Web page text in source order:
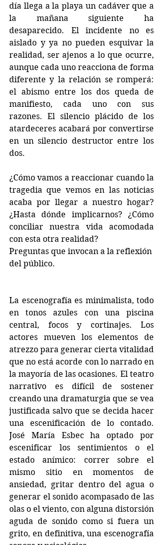
día llega a la playa un cadáver que a
la mañana siguiente ha
desaparecido. El incidente no es
aislado y ya no pueden esquivar la
realidad, ser ajenos a lo que ocurre,
aunque cada uno reacciona de forma
diferente y la relación se romperá:
el abismo entre los dos queda de
manifiesto, cada uno con sus
razones. El silencio plácido de los
atardeceres acabará por convertirse
en un silencio destructor entre los
dos.
¿Cómo vamos a reaccionar cuando la
tragedia que vemos en las noticias
acaba por llegar a nuestro hogar?
¿Hasta dónde implicarnos? ¿Cómo
conciliar nuestra vida acomodada
con esta otra realidad?
Preguntas que invocan a la reflexión
del público.
La escenografía es minimalista, todo
en tonos azules con una piscina
central, focos y cortinajes. Los
actores mueven los elementos de
atrezzo para generar cierta vitalidad
que no está acorde con lo narrado en
la mayoría de las ocasiones. El teatro
narrativo es difícil de sostener
creando una dramaturgia que se vea
justificada salvo que se decida hacer
una escenificación de lo contado.
José María Esbec ha optado por
escenificar los sentimientos o el
estado anímico: correr sobre el
mismo sitio en momentos de
ansiedad, gritar dentro del agua o
generar el sonido acompasado de las
olas o el viento, con alguna distorsión
aguda de sonido como si fuera un
grito, en definitiva, una escenografía